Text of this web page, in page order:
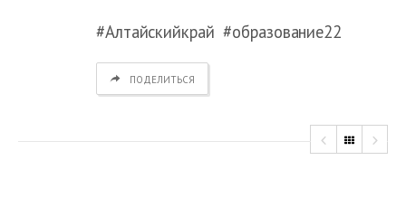
#Алтайскийкрай #образование22
ПОДЕЛИТЬСЯ